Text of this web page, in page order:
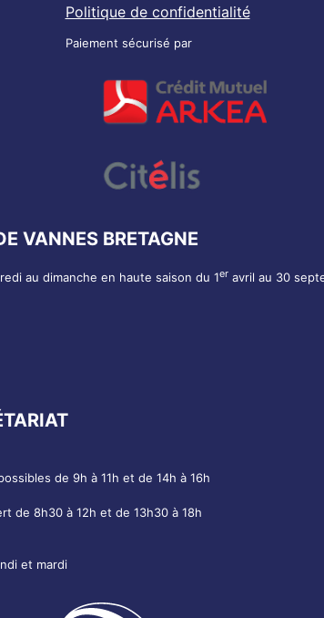
Politique de confidentialité
Paiement sécurisé par
VANNES BRETAGNE
au dimanche en haute saison du 1eravril au 30
de 9h à 11h et de 14h à 16h
de 8h30 à 12h et de 13h30 à 18h
et mardi